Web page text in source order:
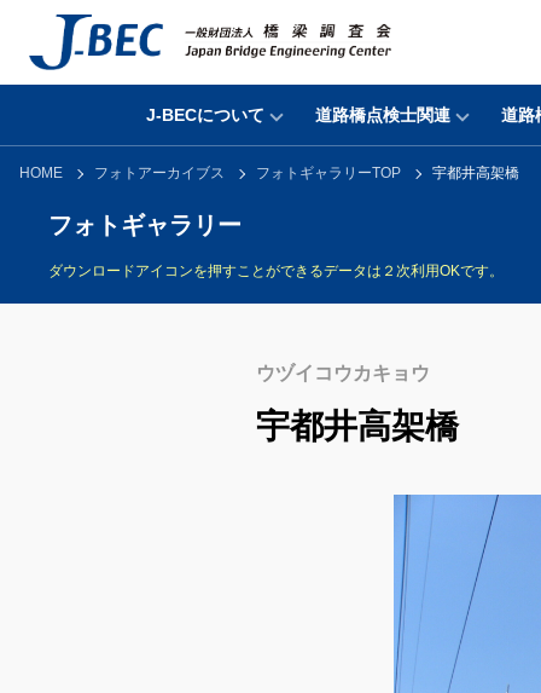
J-BECについて 道路橋点検士関連 道路
HOME フォトアーカイブス フォトギャラリーTOP 宇都井高架橋
フォトギャラリー
ダウンロードアイコンを押すことができるデータは２次利用OKです。
ウヅイコウカキョウ
宇都井高架橋